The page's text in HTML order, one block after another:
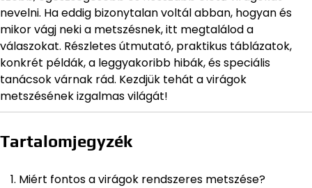
nevelni. Ha eddig bizonytalan voltál abban, hogyan és
mikor vágj neki a metszésnek, itt megtalálod a
válaszokat. Részletes útmutató, praktikus táblázatok,
konkrét példák, a leggyakoribb hibák, és speciális
tanácsok várnak rád. Kezdjük tehát a virágok
metszésének izgalmas világát!
Tartalomjegyzék
Miért fontos a virágok rendszeres metszése?